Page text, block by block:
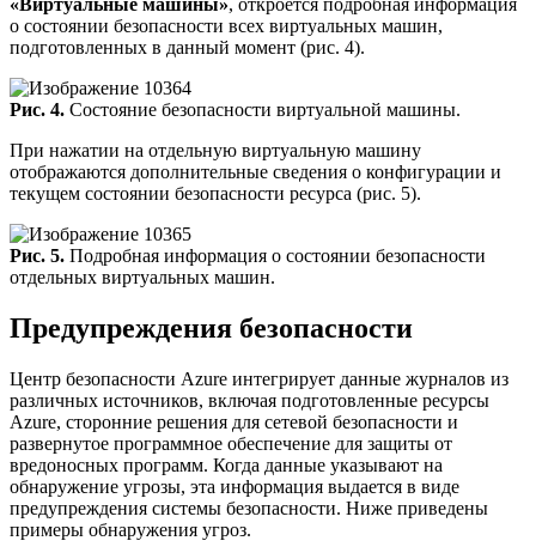
«Виртуальные машины», откроется подробная информация
о состоянии безопасности всех виртуальных машин,
подготовленных в данный момент (рис. 4).
Рис. 4. Состояние безопасности виртуальной машины.
При нажатии на отдельную виртуальную машину
отображаются дополнительные сведения о конфигурации и
текущем состоянии безопасности ресурса (рис. 5).
Рис. 5. Подробная информация о состоянии безопасности
отдельных виртуальных машин.
Предупреждения безопасности
Центр безопасности Azure интегрирует данные журналов из
различных источников, включая подготовленные ресурсы
Azure, сторонние решения для сетевой безопасности и
развернутое программное обеспечение для защиты от
вредоносных программ. Когда данные указывают на
обнаружение угрозы, эта информация выдается в виде
предупреждения системы безопасности. Ниже приведены
примеры обнаружения угроз.